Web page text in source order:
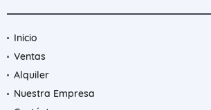
Inicio
Ventas
Alquiler
Nuestra Empresa